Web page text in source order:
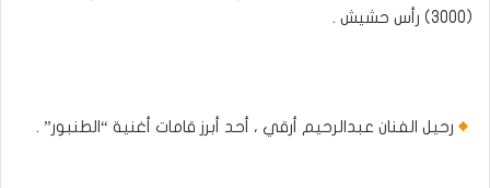
(3000) رأس حشيش .
رحيل الفنان عبدالرحيم أرقي ، أحد أبرز قامات أغنية “الطنبور” .